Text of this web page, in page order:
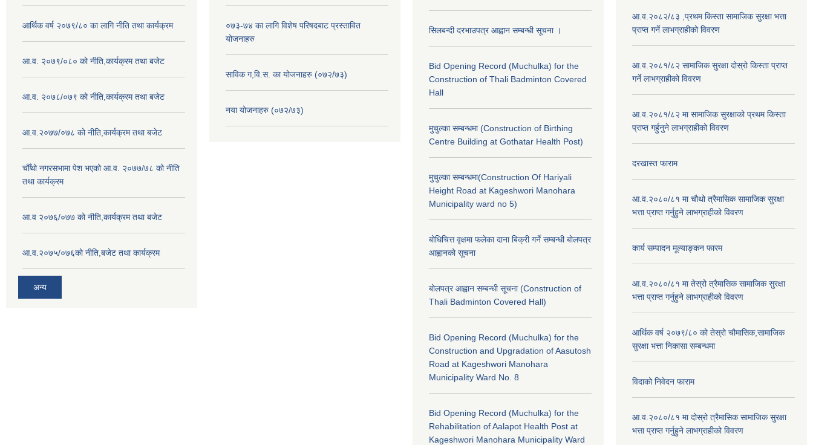
आर्थिक वर्ष २०७९/८० का लागि नीति तथा कार्यक्रम
आ.व. २०७९/०८० को नीति,कार्यक्रम तथा बजेट
आ.व. २०७८/०७९ को नीति,कार्यक्रम तथा बजेट
आ.व.२०७७/०७८ को नीति,कार्यक्रम तथा बजेट
चौँथो नगरसभामा पेश भएको आ.व. २०७७/७८ को नीति
तथा कार्यक्रम
आ.व २०७६/०७७ को नीति,कार्यक्रम तथा बजेट
आ.व.२०७५/०७६को नीति,बजेट तथा कार्यक्रम
अन्य
०७३-७४ का लागि विशेष परिषदबाट प्रस्तावित
योजनाहरु
साविक ग,वि.स. का योजनाहरु (०७२/७३)
नया योजनाहरु (०७२/७३)
सिलबन्दी दरभाउपत्र आह्वान सम्बन्धी सूचना ।
Bid Opening Record (Muchulka) for the
Construction of Thali Badminton Covered
Hall
मुचुल्का सम्बन्धमा (Construction of Birthing
Centre Building at Gothatar Health Post)
मुचुल्का सम्बन्धमा(Construction Of Hariyali
Height Road at Kageshwori Manohara
Municipality ward no 5)
बोधिचित्त वृक्षमा फलेका दाना बिक्री गर्ने सम्बन्धी बोलपत्र
आह्वानको सूचना
बोलपत्र आह्वान सम्बन्धी सूचना (Construction of
Thali Badminton Covered Hall)
Bid Opening Record (Muchulka) for the
Construction and Upgradation of Aasutosh
Road at Kageshwori Manohara
Municipality Ward No. 8
Bid Opening Record (Muchulka) for the
Rehabilitation of Aalapot Health Post at
Kageshwori Manohara Municipality Ward
आ.व.२०८२/८३ ,प्रथम किस्ता सामाजिक सुरक्षा भत्ता
प्राप्त गर्ने लाभग्राहीको विवरण
आ.व.२०८१/८२ सामाजिक सुरक्षा दोस्रो किस्ता प्राप्त
गर्ने लाभग्राहीको विवरण
आ.व.२०८१/८२ मा सामाजिक सुरक्षाको प्रथम किस्ता
प्राप्त गर्हुनुने लाभग्राहीको विवरण
दरखास्त फाराम
आ.व.२०८०/८१ मा चौथो त्रैमासिक सामाजिक सुरक्षा
भत्ता प्राप्त गर्नुहुने लाभग्राहीको विवरण
कार्य सम्पादन मूल्याङ्कन फारम
आ.व.२०८०/८१ मा तेस्रो त्रैमासिक सामाजिक सुरक्षा
भत्ता प्राप्त गर्नुहुने लाभग्राहीको विवरण
आर्थिक वर्ष २०७९/८० को तेस्रो चौमासिक,सामाजिक
सुरक्षा भत्ता निकासा सम्बन्धमा
विदाको निवेदन फाराम
आ.व.२०८०/८१ मा दोस्रो त्रैमासिक सामाजिक सुरक्षा
भत्ता प्राप्त गर्नुहुने लाभग्राहीको विवरण